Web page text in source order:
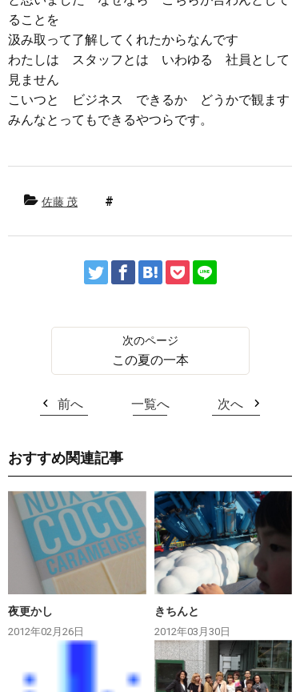
ることを
汲み取って了解してくれたからなんです
わたしは スタッフとは いわゆる 社員として
見ません
こいつと ビジネス できるか どうかで観ます
みんなとってもできるやつらです。
佐藤 茂
この夏の一本
前へ 一覧へ 次へ
おすすめ関連記事
夜更かし
2012年02月26日
きちんと
2012年03月30日